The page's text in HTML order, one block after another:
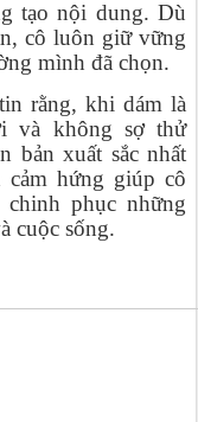
tạo nội dung. Dù
cô luôn giữ vững
mình đã chọn.
rằng, khi dám là
và không sợ thử
bản xuất sắc nhất
cảm hứng giúp cô
phục những
cuộc sống.